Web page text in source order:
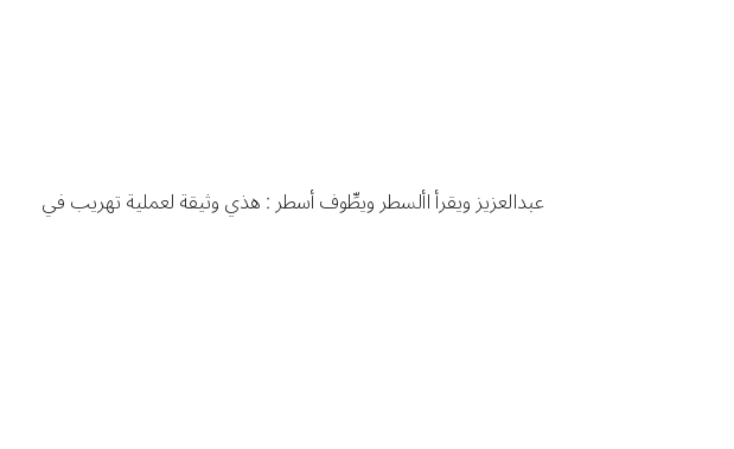
عبدالعزيز ويقرأ األسطر ويطِّوف أسطر : هذي وثيقة لعملية تهريب في